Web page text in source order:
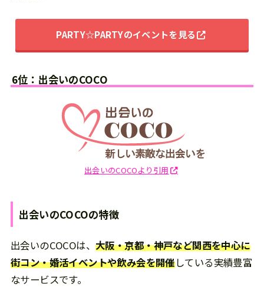
PARTY☆PARTYのイベントを見る
6位：出会いのCOCO
出会いのCOCOより引用
出会いのCOCOの特徴
出会いのCOCOは、大阪・京都・神戸など関西を中心に
街コン・婚活イベントや飲み会を開催している実績豊富
なサービスです。